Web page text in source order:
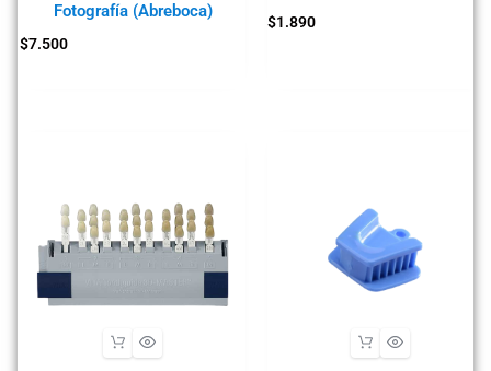
Fotografía (Abreboca)
$7.500
$1.890